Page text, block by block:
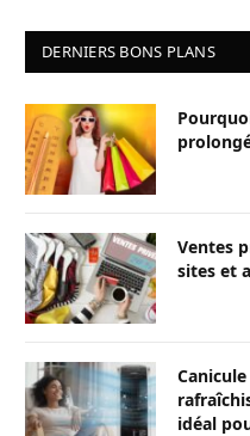
DERNIERS BONS PLANS
Ventes
sites et
idéal